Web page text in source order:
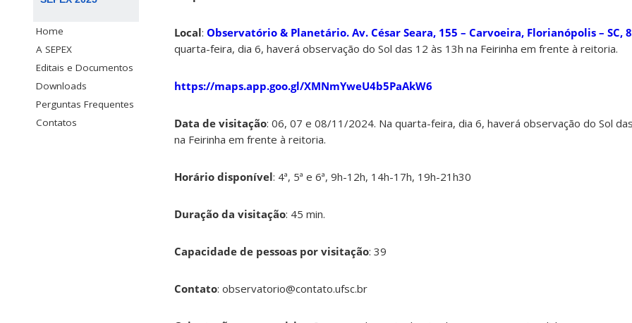
Home
A SEPEX
Editais e Documentos
Downloads
Perguntas Frequentes
Contatos
Local: Observatório & Planetário. Av. César Seara, 155 – Carvoeira, Florianópolis – SC,
quarta-feira, dia 6, haverá observação do Sol das 12 às 13h na Feirinha em frente à reitoria.
https://maps.app.goo.gl/XMNmYweU4b5PaAkW6
Data de visitação: 06, 07 e 08/11/2024. Na quarta-feira, dia 6, haverá observação do Sol
na Feirinha em frente à reitoria.
Horário disponível: 4ª, 5ª e 6ª, 9h-12h, 14h-17h, 19h-21h30
Duração da visitação: 45 min.
Capacidade de pessoas por visitação: 39
Contato: observatorio@contato.ufsc.br